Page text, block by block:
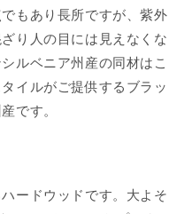
もあり長所ですが、紫外
り人の目には見えなくな
ルベニア州産の同材はこ
イルがご提供するブラッ
です。
ードウッドです。大よそ